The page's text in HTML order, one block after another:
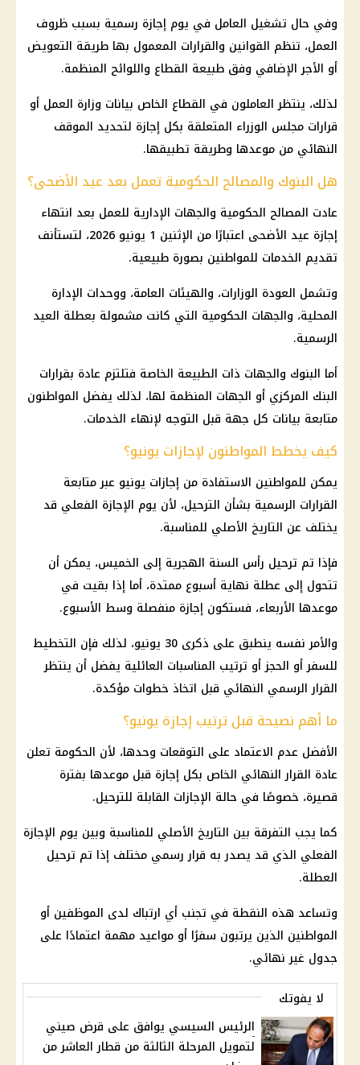
وفي حال تشغيل العامل في يوم إجازة رسمية بسبب ظروف
العمل، تنظم القوانين والقرارات المعمول بها طريقة التعويض
أو الأجر الإضافي وفق طبيعة القطاع واللوائح المنظمة.
لذلك، ينتظر العاملون في القطاع الخاص بيانات وزارة العمل أو
قرارات مجلس الوزراء المتعلقة بكل إجازة لتحديد الموقف
النهائي من موعدها وطريقة تطبيقها.
هل البنوك والمصالح الحكومية تعمل بعد عيد الأضحى؟
عادت المصالح الحكومية والجهات الإدارية للعمل بعد انتهاء
إجازة عيد الأضحى
اعتبارًا من الإثنين 1 يونيو 2026، لتستأنف
تقديم الخدمات للمواطنين بصورة طبيعية.
وتشمل العودة الوزارات، والهيئات العامة، ووحدات الإدارة
المحلية، والجهات الحكومية التي كانت مشمولة بعطلة العيد
الرسمية.
أما البنوك والجهات ذات الطبيعة الخاصة فتلتزم عادة بقرارات
البنك المركزي أو الجهات المنظمة لها، لذلك يفضل المواطنون
متابعة بيانات كل جهة قبل التوجه لإنهاء الخدمات.
كيف يخطط المواطنون لإجازات يونيو؟
يمكن للمواطنين الاستفادة من إجازات يونيو عبر متابعة
القرارات الرسمية بشأن الترحيل، لأن يوم الإجازة الفعلي قد
يختلف عن التاريخ الأصلي للمناسبة.
فإذا تم ترحيل رأس السنة الهجرية إلى الخميس، يمكن أن
تتحول إلى عطلة نهاية أسبوع ممتدة، أما إذا بقيت في
موعدها الأربعاء، فستكون إجازة منفصلة وسط الأسبوع.
والأمر نفسه ينطبق على ذكرى 30 يونيو، لذلك فإن التخطيط
للسفر أو الحجز أو ترتيب المناسبات العائلية يفضل أن ينتظر
القرار الرسمي النهائي قبل اتخاذ خطوات مؤكدة.
ما أهم نصيحة قبل ترتيب إجازة يونيو؟
الأفضل عدم الاعتماد على التوقعات وحدها، لأن الحكومة تعلن
عادة القرار النهائي الخاص بكل إجازة قبل موعدها بفترة
قصيرة، خصوصًا في حالة الإجازات القابلة للترحيل.
كما يجب التفرقة بين التاريخ الأصلي للمناسبة وبين يوم الإجازة
الفعلي الذي قد يصدر به قرار رسمي مختلف إذا تم ترحيل
العطلة.
وتساعد هذه النقطة في تجنب أي ارتباك لدى الموظفين أو
المواطنين الذين يرتبون سفرًا أو مواعيد مهمة اعتمادًا على
جدول غير نهائي.
لا يفوتك
الرئيس السيسي يوافق على قرض صيني
لتمويل المرحلة الثالثة من قطار العاشر من